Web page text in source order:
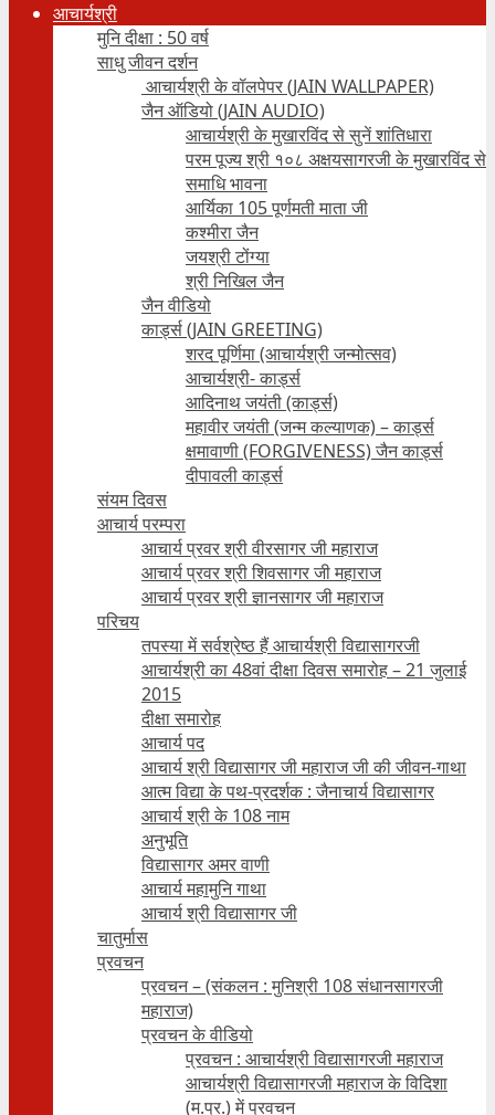
आचार्यश्री
मुनि दीक्षा : 50 वर्ष
साधु जीवन दर्शन
आचार्यश्री के वॉलपेपर (JAIN WALLPAPER)
जैन ऑडियो (JAIN AUDIO)
आचार्यश्री के मुखारविंद से सुनें शांतिधारा
परम पूज्य श्री १०८ अक्षयसागरजी के मुखारविंद से
समाधि भावना
आर्यिका 105 पूर्णमती माता जी
कश्मीरा जैन
जयश्री टोंग्या
श्री निखिल जैन
जैन वीडियो
कार्ड्स (JAIN GREETING)
शरद पूर्णिमा (आचार्यश्री जन्मोत्सव)
आचार्यश्री- कार्ड्स
आदिनाथ जयंती (कार्ड्स)
महावीर जयंती (जन्म कल्याणक) – कार्ड्स
क्षमावाणी (FORGIVENESS) जैन कार्ड्स
दीपावली कार्ड्स
संयम दिवस
आचार्य परम्परा
आचार्य प्रवर श्री वीरसागर जी महाराज
आचार्य प्रवर श्री शिवसागर जी महाराज
आचार्य प्रवर श्री ज्ञानसागर जी महाराज
परिचय
तपस्या में सर्वश्रेष्ठ हैं आचार्यश्री विद्यासागरजी
आचार्यश्री का 48वां दीक्षा दिवस समारोह – 21 जुलाई
2015
दीक्षा समारोह
आचार्य पद
आचार्य श्री विद्यासागर जी महाराज जी की जीवन-गाथा
आत्म विद्या के पथ-प्रदर्शक : जैनाचार्य विद्यासागर
आचार्य श्री के 108 नाम
अनुभूति
विद्यासागर अमर वाणी
आचार्य महामुनि गाथा
आचार्य श्री विद्यासागर जी
चातुर्मास
प्रवचन
प्रवचन – (संकलन : मुनिश्री 108 संधानसागरजी
महाराज)
प्रवचन के वीडियो
प्रवचन : आचार्यश्री ‍विद्यासागरजी महाराज
आचार्यश्री विद्यासागरजी महाराज के विदिशा
(म.प्र.) में प्रवचन